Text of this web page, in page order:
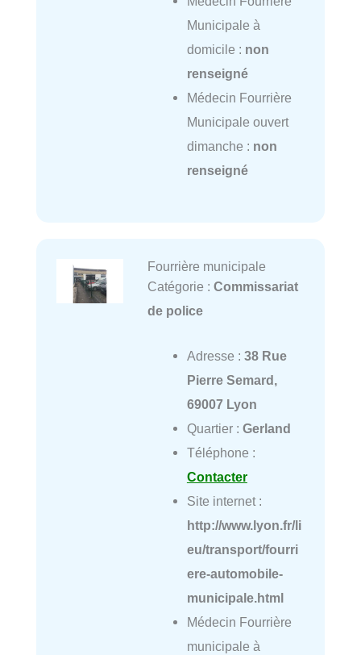
Municipale à
domicile : non
renseigné
Médecin Fourrière
Municipale ouvert
dimanche : non
renseigné
Fourrière municipale
Catégorie : Commissariat
de police
Adresse : 38 Rue
Pierre Semard,
69007 Lyon
Quartier : Gerland
Téléphone :
Contacter
Site internet :
http://www.lyon.fr/li
eu/transport/fourri
ere-automobile-
municipale.html
Médecin Fourrière
municipale à